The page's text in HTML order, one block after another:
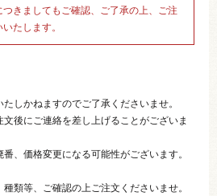
きましてもご確認、ご了承の上、ご注
たします。
しかねますのでご了承くださいませ。
文後にご連絡を差し上げることがございま
、価格変更になる可能性がございます。
類等、ご確認の上ご注文くださいませ。